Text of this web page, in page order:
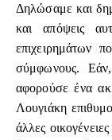
Δηλώσαμε και
και απόψεις
επιχειρημάτων
σύμφωνους.
αφορούσε ένα
Λουγιάκη
άλλες